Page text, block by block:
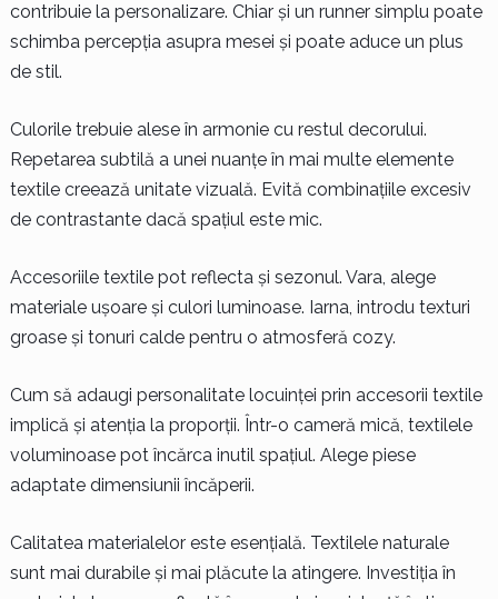
contribuie la personalizare. Chiar și un runner simplu poate
schimba percepția asupra mesei și poate aduce un plus
de stil.
Culorile trebuie alese în armonie cu restul decorului.
Repetarea subtilă a unei nuanțe în mai multe elemente
textile creează unitate vizuală. Evită combinațiile excesiv
de contrastante dacă spațiul este mic.
Accesoriile textile pot reflecta și sezonul. Vara, alege
materiale ușoare și culori luminoase. Iarna, introdu texturi
groase și tonuri calde pentru o atmosferă cozy.
Cum să adaugi personalitate locuinței prin accesorii textile
implică și atenția la proporții. Într-o cameră mică, textilele
voluminoase pot încărca inutil spațiul. Alege piese
adaptate dimensiunii încăperii.
Calitatea materialelor este esențială. Textilele naturale
sunt mai durabile și mai plăcute la atingere. Investiția în